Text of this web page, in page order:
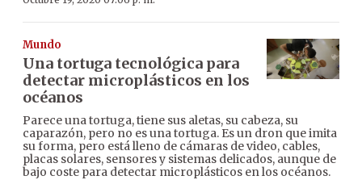
Mundo
Una tortuga tecnológica para
detectar microplásticos en los
océanos
Parece una tortuga, tiene sus aletas, su cabeza, su
caparazón, pero no es una tortuga. Es un dron que imita
su forma, pero está lleno de cámaras de video, cables,
placas solares, sensores y sistemas delicados, aunque de
bajo coste para detectar microplásticos en los océanos.